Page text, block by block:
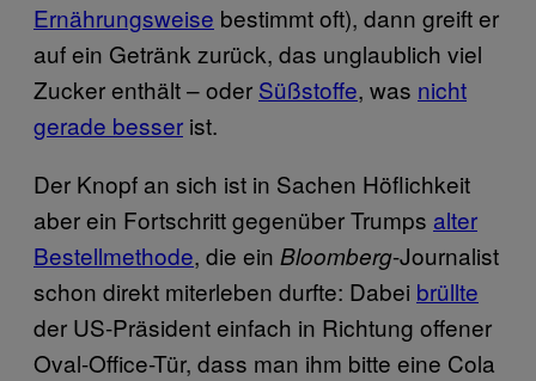
Ernährungsweise bestimmt oft), dann greift er
auf ein Getränk zurück, das unglaublich viel
Zucker enthält – oder Süßstoffe, was nicht
gerade besser ist.
Der Knopf an sich ist in Sachen Höflichkeit
aber ein Fortschritt gegenüber Trumps alter
Bestellmethode, die ein Bloomberg-Journalist
schon direkt miterleben durfte: Dabei brüllte
der US-Präsident einfach in Richtung offener
Oval-Office-Tür, dass man ihm bitte eine Cola